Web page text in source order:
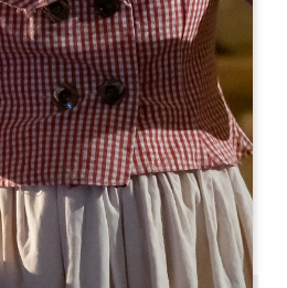
57 55 32 18
DE ABERTURA
M J J A S O N D
DE ABERTURA
AM
Q
AM
PM
Q
AM
PM
S
PM
S
AM
PM
D
AM